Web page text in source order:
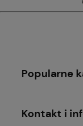
Popularne
Kontakt i